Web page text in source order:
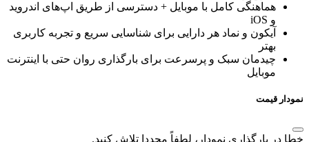
هماهنگی کامل با موبایل + دسترسی از طریق اپ‌های اندروید
و iOS
آیکون و نماد هر دارایی برای شناسایی سریع و تجربه کاربری
بهتر
چیدمان سبک و پرسرعت برای بارگذاری روان حتی با اینترنت
موبایل
نمودار قیمت
خطا در بارگذاری نمودار، لطفاً مجددا تلاش کنید.